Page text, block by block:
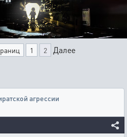
1 2 Далее
агрессии